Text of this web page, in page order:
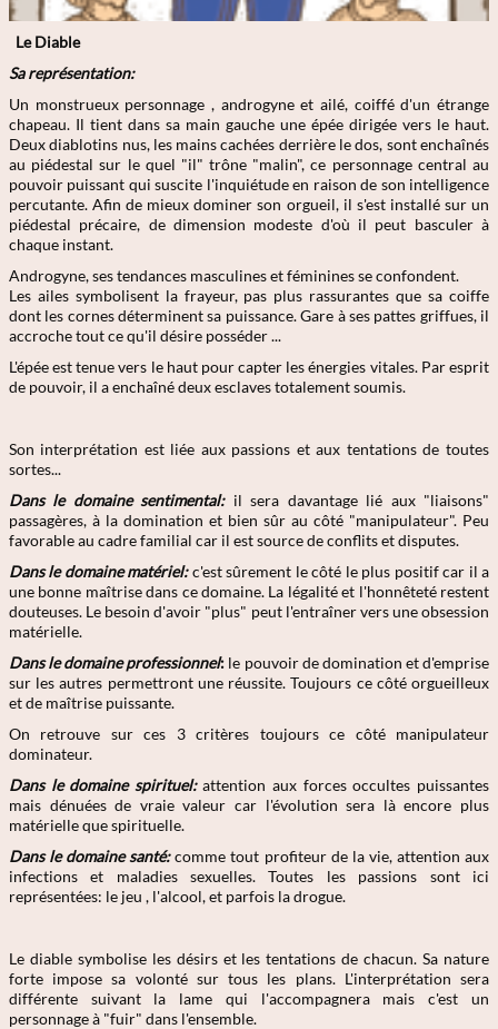
Le Diable
Sa représentation:
Un monstrueux personnage , androgyne et ailé, coiffé d'un étrange
chapeau. Il tient dans sa main gauche une épée dirigée vers le haut.
Deux diablotins nus, les mains cachées derrière le dos, sont enchaînés
au piédestal sur le quel "il" trône "malin", ce personnage central au
pouvoir puissant qui suscite l'inquiétude en raison de son intelligence
percutante. Afin de mieux dominer son orgueil, il s'est installé sur un
piédestal précaire, de dimension modeste d'où il peut basculer à
chaque instant.
Androgyne, ses tendances masculines et féminines se confondent.
Les ailes symbolisent la frayeur, pas plus rassurantes que sa coiffe
dont les cornes déterminent sa puissance. Gare à ses pattes griffues, il
accroche tout ce qu'il désire posséder ...
L'épée est tenue vers le haut pour capter les énergies vitales. Par esprit
de pouvoir, il a enchaîné deux esclaves totalement soumis.
Son interprétation est liée aux passions et aux tentations de toutes
sortes...
Dans le domaine sentimental: il sera davantage lié aux "liaisons"
passagères, à la domination et bien sûr au côté "manipulateur". Peu
favorable au cadre familial car il est source de conflits et disputes.
Dans le domaine matériel: c'est sûrement le côté le plus positif car il a
une bonne maîtrise dans ce domaine. La légalité et l'honnêteté restent
douteuses. Le besoin d'avoir "plus" peut l'entraîner vers une obsession
matérielle.
Dans le domaine professionnel: le pouvoir de domination et d'emprise
sur les autres permettront une réussite. Toujours ce côté orgueilleux
et de maîtrise puissante.
On retrouve sur ces 3 critères toujours ce côté manipulateur
dominateur.
Dans le domaine spirituel:attention aux forces occultes puissantes
mais dénuées de vraie valeur car l'évolution sera là encore plus
matérielle que spirituelle.
Dans le domaine santé:comme tout profiteur de la vie, attention aux
infections et maladies sexuelles. Toutes les passions sont ici
représentées: le jeu , l'alcool, et parfois la drogue.
Le diable symbolise les désirs et les tentations de chacun. Sa nature
forte impose sa volonté sur tous les plans. L'interprétation sera
différente suivant la lame qui l'accompagnera mais c'est un
personnage à "fuir" dans l'ensemble.